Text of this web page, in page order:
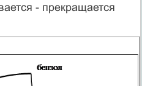
- прекращается